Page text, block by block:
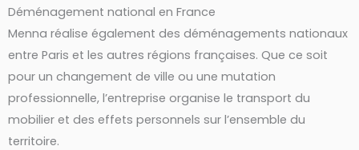
Déménagement national en France
Menna réalise également des déménagements nationaux
entre Paris et les autres régions françaises. Que ce soit
pour un changement de ville ou une mutation
professionnelle, l’entreprise organise le transport du
mobilier et des effets personnels sur l’ensemble du
territoire.